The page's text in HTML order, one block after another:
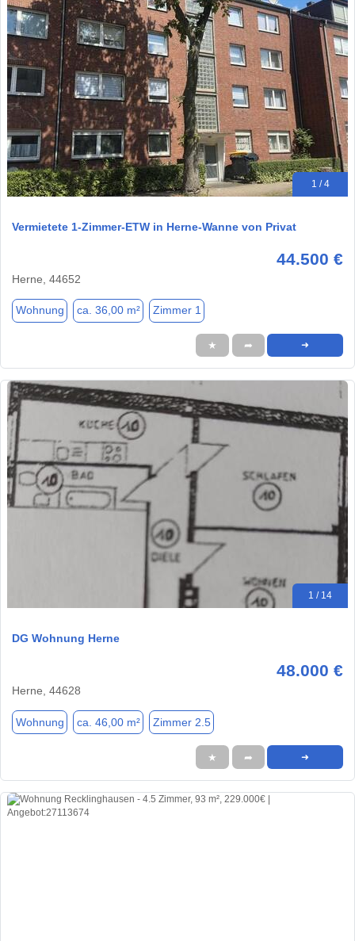
1 / 4
Vermietete 1-Zimmer-ETW in Herne-Wanne von Privat
44.500 €
Herne, 44652
Wohnung ca. 36,00 m² Zimmer 1
★ ➦ ➜
1 / 14
DG Wohnung Herne
48.000 €
Herne, 44628
Wohnung ca. 46,00 m² Zimmer 2.5
★ ➦ ➜